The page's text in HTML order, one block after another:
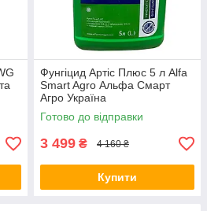
Фунгіцид Артіс Плюс 5 л Alfa
Smart Agro Альфа Смарт
Агро Україна
Готово до відправки
3 499 ₴ 4 160 ₴
Купити